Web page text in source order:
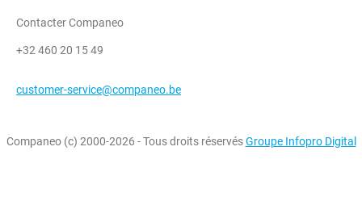
Contacter Companeo
+32 460 20 15 49
customer-service@companeo.be
Companeo (c) 2000-2026 - Tous droits réservésGroupe Infopro Digital